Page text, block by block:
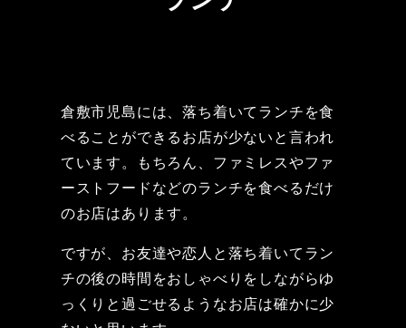
倉敷市児島には、落ち着いてランチを食
べることができるお店が少ないと言われ
ています。もちろん、ファミレスやファ
ーストフードなどのランチを食べるだけ
のお店はあります。
ですが、お友達や恋人と落ち着いてラン
チの後の時間をおしゃべりをしながらゆ
っくりと過ごせるようなお店は確かに少